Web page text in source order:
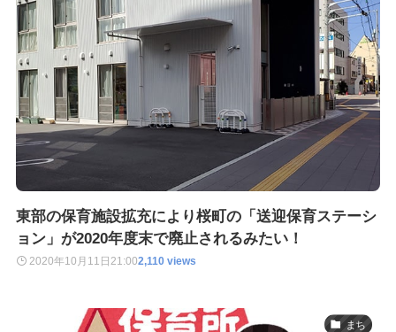
東部の保育施設拡充により桜町の「送迎保育ステーシ
ョン」が2020年度末で廃止されるみたい！
2020年10月11日 21:002,110 views
まち